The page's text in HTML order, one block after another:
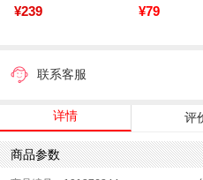
¥239 ¥79
联系客服
详情 评
商品参数